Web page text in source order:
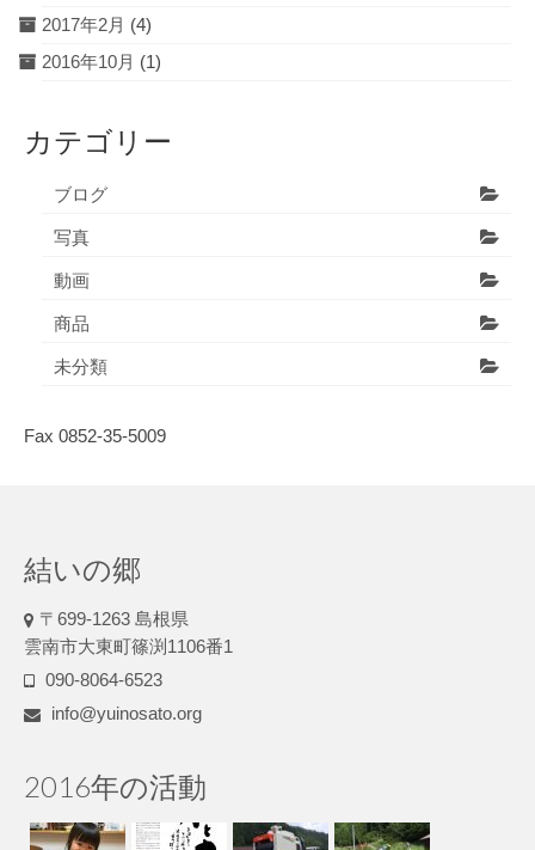
2017年2月 (4)
2016年10月 (1)
カテゴリー
ブログ
写真
動画
商品
未分類
Fax 0852-35-5009
結いの郷
〒699-1263 島根県
雲南市大東町篠渕1106番1
090-8064-6523
info@yuinosato.org
2016年の活動